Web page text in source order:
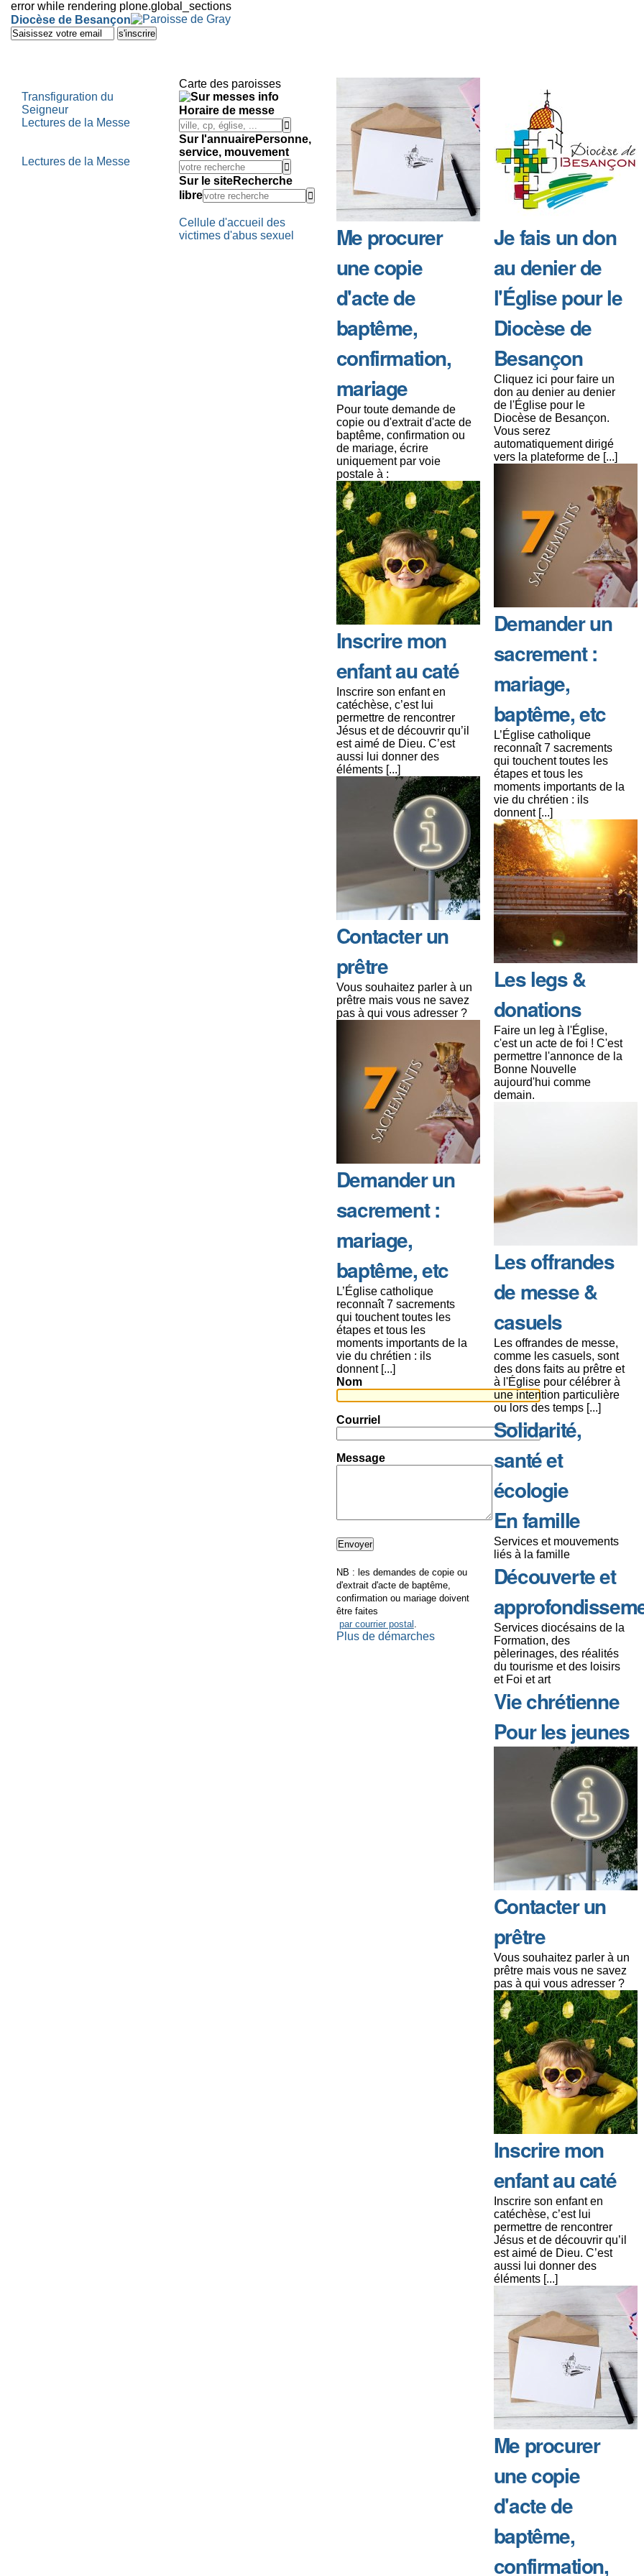
error while rendering plone.global_sections
Outils
personnels
Diocèse de Besançon
Aller
au
navigation
Transfiguration du
Seigneur
Lectures de la Messe
Lectures de la Messe
Carte des paroisses
Horaire de messe
Sur l'annuairePersonne,
service, mouvement
Sur le siteRecherche
libre
Cellule d'accueil des
victimes d'abus sexuel
Me procurer
une copie
d'acte de
baptême,
confirmation,
mariage
Pour toute demande de
copie ou d'extrait d'acte de
baptême, confirmation ou
de mariage, écrire
uniquement par voie
postale à :
Inscrire mon
enfant au caté
Inscrire son enfant en
catéchèse, c’est lui
permettre de rencontrer
Jésus et de découvrir qu’il
est aimé de Dieu. C’est
aussi lui donner des
éléments [...]
Contacter un
prêtre
Vous souhaitez parler à un
prêtre mais vous ne savez
pas à qui vous adresser ?
Demander un
sacrement :
mariage,
baptême, etc
L’Église catholique
reconnaît 7 sacrements
qui touchent toutes les
étapes et tous les
moments importants de la
vie du chrétien : ils
donnent [...]
Nom
Courriel
Message
NB : les demandes de copie ou
d'extrait d'acte de baptême,
confirmation ou mariage doivent
être faites
par courrier postal .
Plus de démarches
Je fais un don
au denier de
l'Église pour le
Diocèse de
Besançon
Cliquez ici pour faire un
don au denier au denier
de l'Église pour le
Diocèse de Besançon.
Vous serez
automatiquement dirigé
vers la plateforme de [...]
Demander un
sacrement :
mariage,
baptême, etc
L’Église catholique
reconnaît 7 sacrements
qui touchent toutes les
étapes et tous les
moments importants de la
vie du chrétien : ils
donnent [...]
Les legs &
donations
Faire un leg à l'Église,
c'est un acte de foi ! C'est
permettre l'annonce de la
Bonne Nouvelle
aujourd'hui comme
demain.
Les offrandes
de messe &
casuels
Les offrandes de messe,
comme les casuels, sont
des dons faits au prêtre et
à l'Église pour célébrer à
une intention particulière
ou lors des temps [...]
Solidarité,
santé et
écologie
En famille
Services et mouvements
liés à la famille
Découverte et
Services diocésains de la
Formation, des
pèlerinages, des réalités
du tourisme et des loisirs
et Foi et art
Vie chrétienne
Pour les jeunes
Contacter un
prêtre
Vous souhaitez parler à un
prêtre mais vous ne savez
pas à qui vous adresser ?
Inscrire mon
enfant au caté
Inscrire son enfant en
catéchèse, c’est lui
permettre de rencontrer
Jésus et de découvrir qu’il
est aimé de Dieu. C’est
aussi lui donner des
éléments [...]
Me procurer
une copie
d'acte de
baptême,
confirmation,